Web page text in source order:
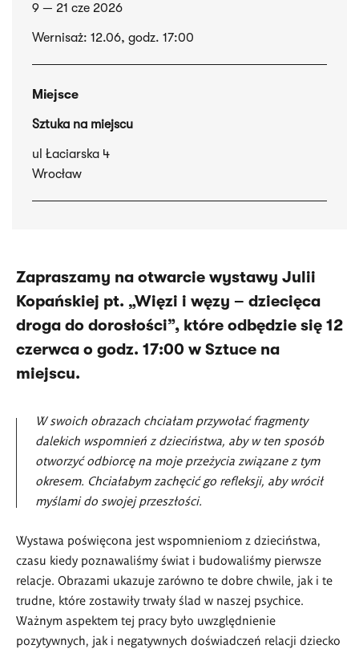
9 — 21 cze 2026
Wernisaż: 12.06, godz. 17:00
Miejsce
Sztuka na miejscu
ul Łaciarska 4
Wrocław
Zapraszamy na otwarcie wystawy Julii
Kopańskiej pt. „Więzi i węzy – dziecięca
droga do dorosłości”, które odbędzie się 12
czerwca o godz. 17:00 w Sztuce na
miejscu.
W swoich obrazach chciałam przywołać fragmenty
dalekich wspomnień z dzieciństwa, aby w ten sposób
otworzyć odbiorcę na moje przeżycia związane z tym
okresem. Chciałabym zachęcić go refleksji, aby wrócił
myślami do swojej przeszłości.
Wystawa poświęcona jest wspomnieniom z dzieciństwa,
czasu kiedy poznawaliśmy świat i budowaliśmy pierwsze
relacje. Obrazami ukazuje zarówno te dobre chwile, jak i te
trudne, które zostawiły trwały ślad w naszej psychice.
Ważnym aspektem tej pracy było uwzględnienie
pozytywnych, jak i negatywnych doświadczeń relacji dziecko